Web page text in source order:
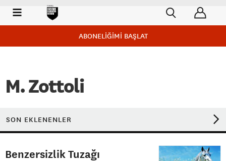
ABONELİĞİMİ BAŞLAT
M. Zottoli
SON EKLENENLER
Benzersizlik Tuzağı